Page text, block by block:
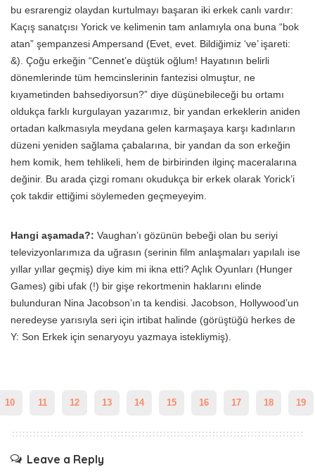
bu esrarengiz olaydan kurtulmayı başaran iki erkek canlı vardır:
Kaçış sanatçısı Yorick ve kelimenin tam anlamıyla ona buna “bok
atan” şempanzesi Ampersand (Evet, evet. Bildiğimiz ‘ve’ işareti:
&). Çoğu erkeğin “Cennet’e düştük oğlum! Hayatının belirli
dönemlerinde tüm hemcinslerinin fantezisi olmuştur, ne
kıyametinden bahsediyorsun?” diye düşünebileceği bu ortamı
oldukça farklı kurgulayan yazarımız, bir yandan erkeklerin aniden
ortadan kalkmasıyla meydana gelen karmaşaya karşı kadınların
düzeni yeniden sağlama çabalarına, bir yandan da son erkeğin
hem komik, hem tehlikeli, hem de birbirinden ilginç maceralarına
değinir. Bu arada çizgi romanı okudukça bir erkek olarak Yorick’i
çok takdir ettiğimi söylemeden geçmeyeyim.
Hangi aşamada?: Vaughan’ı gözünün bebeği olan bu seriyi
televizyonlarımıza da uğrasın (serinin film anlaşmaları yapılalı ise
yıllar yıllar geçmiş) diye kim mi ikna etti? Açlık Oyunları (Hunger
Games) gibi ufak (!) bir gişe rekortmenin haklarını elinde
bulunduran Nina Jacobson’ın ta kendisi. Jacobson, Hollywood’un
neredeyse yarısıyla seri için irtibat halinde (görüştüğü herkes de
Y: Son Erkek için senaryoyu yazmaya istekliymiş).
10 11 12 13 14 15 16 17 18 19
Leave a Reply